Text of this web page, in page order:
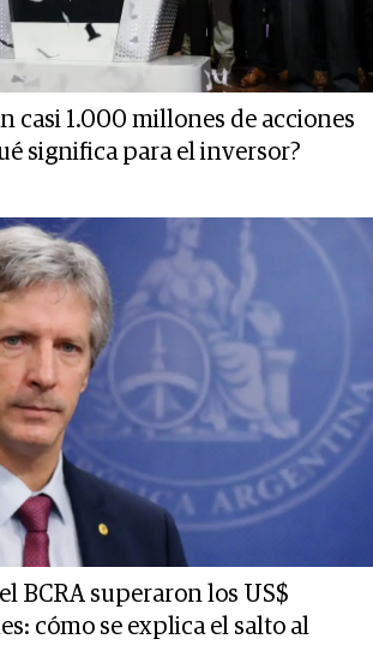
casi 1.000 millones de acciones
significa para el inversor?
BCRA superaron los US$
cómo se explica el salto al